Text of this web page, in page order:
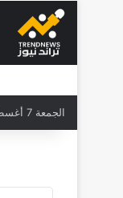
الجمعة 7 أغسطس 2026